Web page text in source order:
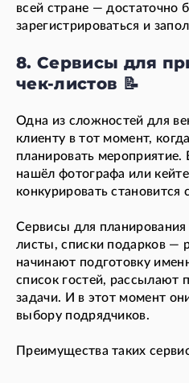
всей стране — достаточно
зарегистрироваться и
8. Сервисы для
чек-листов 📝
Одна из сложностей для
клиенту в тот момент,
планировать мероприятие.
нашёл фотографа или
конкурировать становится
Сервисы для
листы, списки подарков —
начинают подготовку
список гостей, рассылают
задачи. И в этот момент
выбору подрядчиков.
Преимущества таких